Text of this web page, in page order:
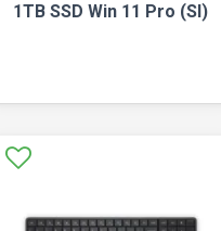
1TB SSD Win 11 Pro (SI)